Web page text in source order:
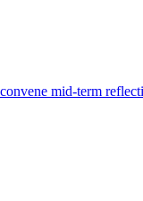
mid-term